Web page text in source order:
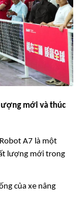
mới và thúc
A7 là một
lượng mới trong
của xe nâng